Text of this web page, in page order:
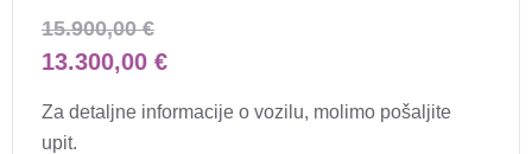
15.900,00 €
13.300,00 €
Za detaljne informacije o vozilu, molimo pošaljite
upit.